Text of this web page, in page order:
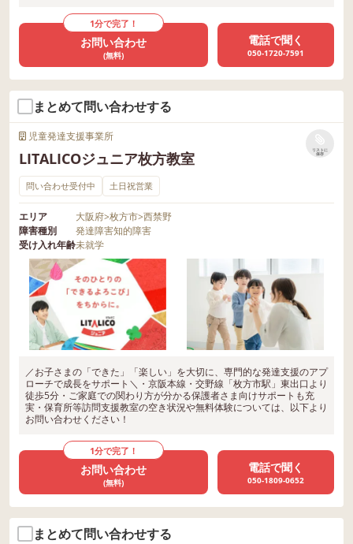
1分で完了！
お問い合わせ
(無料)
電話で聞く
050-1720-7591
まとめて問い合わせする
児童発達支援事業所
LITALICOジュニア枚方教室
リストに
保存
問い合わせ受付中 土日祝営業
エリア 大阪府>枚方市>西禁野
障害種別
発達障害知的障害
受け入れ年齢未就学
／お子さまの「できた」「楽しい」を大切に、専門的な発達支援のアプ
ローチで成長をサポート＼・京阪本線・交野線「枚方市駅」東出口より
徒歩5分・ご家庭での関わり方が分かる保護者さま向けサポートも充
実・保育所等訪問支援教室の空き状況や無料体験については、以下より
お問い合わせください！
1分で完了！
お問い合わせ
(無料)
電話で聞く
050-1809-0652
まとめて問い合わせする